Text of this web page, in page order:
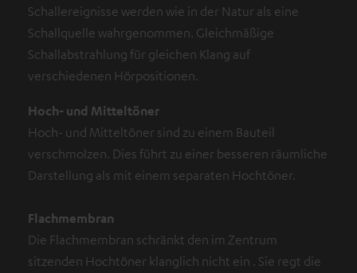
Schallereignisse werden wie in der Natur als eine
Schallquelle wahrgenommen. Gleichmäßige
Schallabstrahlung für gleichen Klang auf
verschiedenen Hörpositionen.
Hoch- und Mitteltöner
Hoch- und Mitteltöner sind zu einem Bauteil
verschmolzen. Dies führt zu einer besseren räumliche
Darstellung als mit einem separaten Hochtöner.
Flachmembran
Die Flachmembran schränkt den im Zentrum
sitzenden Hochtöner klanglich nicht ein . Sie regt die